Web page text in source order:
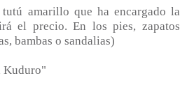
amarillo que ha encargado la
el precio. En los pies, zapatos
bambas o sandalias)
Kuduro"